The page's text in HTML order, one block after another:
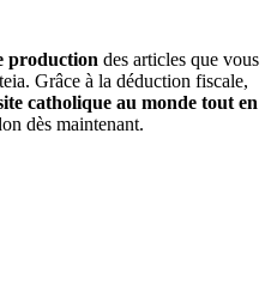
production des articles que vous
Grâce à la déduction fiscale,
catholique au monde tout en
dès maintenant.